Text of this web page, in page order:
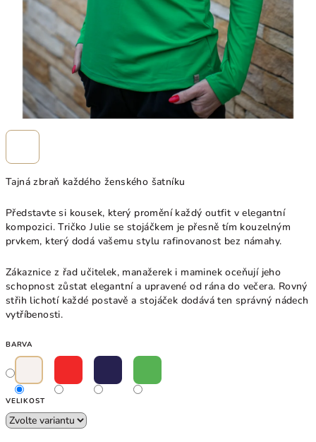
Tajná zbraň každého ženského šatníku
Představte si kousek, který promění každý outfit v elegantní
kompozici. Tričko Julie se stojáčkem je přesně tím kouzelným
prvkem, který dodá vašemu stylu rafinovanost bez námahy.
Zákaznice z řad učitelek, manažerek i maminek oceňují jeho
schopnost zůstat elegantní a upravené od rána do večera. Rovný
střih lichotí každé postavě a stojáček dodává ten správný nádech
vytříbenosti.
BARVA
VELIKOST